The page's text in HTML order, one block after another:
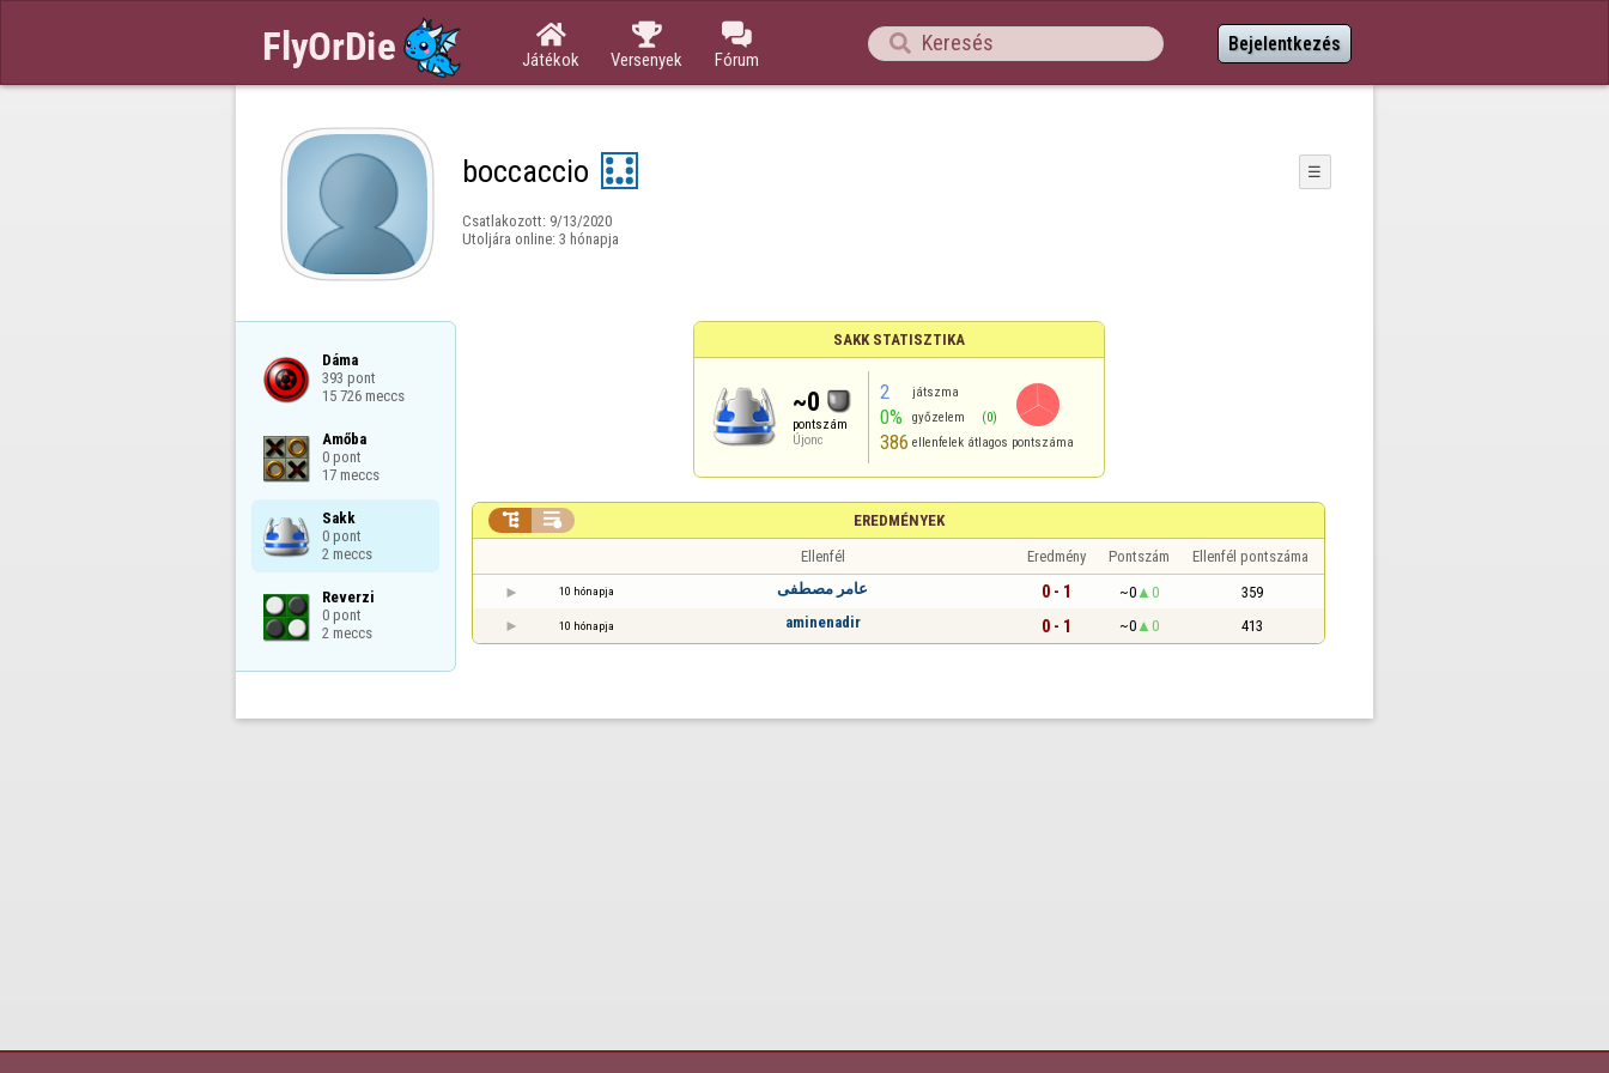

Játékok

Versenyek

Fórum
 Bejelentkezés
boccaccio ☰
Csatlakozott: 9/13/2020
Utoljára online: 3 hónapja
Dáma
393 pont
15 726 meccs
Amőba
0 pont
17 meccs
Sakk
0 pont
2 meccs
Reverzi
0 pont
2 meccs
SAKK STATISZTIKA
~0
pontszám
Újonc
2 játszma
0% győzelem (0)
386 ellenfelek átlagos pontszáma
EREDMÉNYEK
 
Ellenfél Eredmény Pontszám Ellenfél pontszáma
10 hónapja عامر مصطفى 0 - 1 ~0 0 359
10 hónapja aminenadir 0 - 1 ~0 0 413